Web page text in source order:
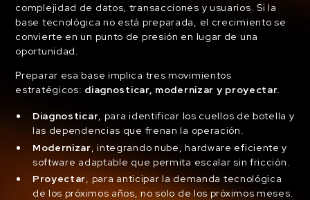
complejidad de datos, transacciones y usuarios. Si la
base tecnológica no está preparada, el crecimiento se
convierte en un punto de presión en lugar de una
oportunidad.
Preparar esa base implica tres movimientos
estratégicos: diagnosticar, modernizar y proyectar.
Diagnosticar, para identificar los cuellos de botella y
las dependencias que frenan la operación.
Modernizar , integrando nube, hardware eficiente y
software adaptable que permita escalar sin fricción.
Proyectar, para anticipar la demanda tecnológica
de los próximos años, no solo de los próximos meses.